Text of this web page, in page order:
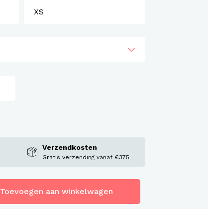
Verzendkosten
Gratis verzending vanaf €375
Toevoegen aan winkelwagen